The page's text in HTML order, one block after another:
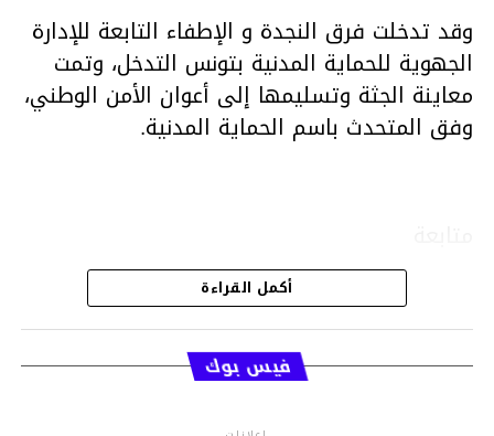
وقد تدخلت فرق النجدة و الإطفاء التابعة للإدارة
الجهوية للحماية المدنية بتونس التدخل، وتمت
معاينة الجثة وتسليمها إلى أعوان الأمن الوطني،
وفق المتحدث باسم الحماية المدنية.
قسم الاخبار
أكمل القراءة
فيس بوك